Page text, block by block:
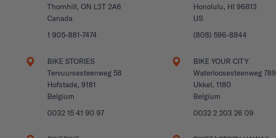
Thornhill, ON L3T 2A6
Canada
1 905-881-7474
Honolulu, HI 96813
US
(808) 596-8844
BIKE STORIES
Tervuursesteenweg 58
Hofstade, 9181
Belgium
0032 15 41 90 97
BIKE YOUR CITY
Waterloosesteenweg 789
Ukkel, 1180
Belgium
0032 2 203 26 09